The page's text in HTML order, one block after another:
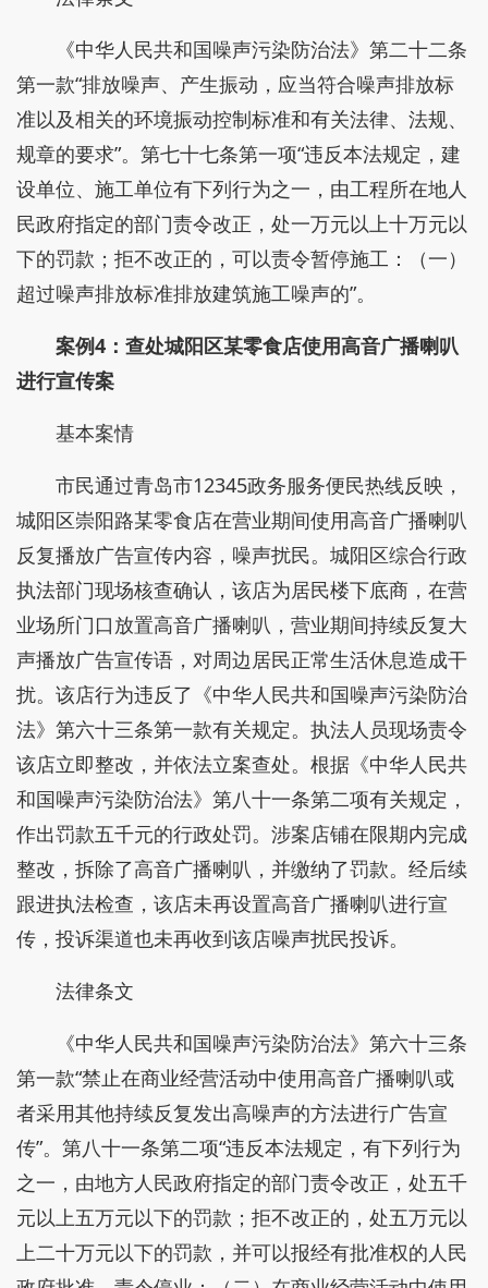
《中华人民共和国噪声污染防治法》第二十二条
第一款“排放噪声、产生振动，应当符合噪声排放标
准以及相关的环境振动控制标准和有关法律、法规、
规章的要求”。第七十七条第一项“违反本法规定，建
设单位、施工单位有下列行为之一，由工程所在地人
民政府指定的部门责令改正，处一万元以上十万元以
下的罚款；拒不改正的，可以责令暂停施工：（一）
超过噪声排放标准排放建筑施工噪声的”。
案例4：查处城阳区某零食店使用高音广播喇叭
进行宣传案
基本案情
市民通过青岛市12345政务服务便民热线反映，
城阳区崇阳路某零食店在营业期间使用高音广播喇叭
反复播放广告宣传内容，噪声扰民。城阳区综合行政
执法部门现场核查确认，该店为居民楼下底商，在营
业场所门口放置高音广播喇叭，营业期间持续反复大
声播放广告宣传语，对周边居民正常生活休息造成干
扰。该店行为违反了《中华人民共和国噪声污染防治
法》第六十三条第一款有关规定。执法人员现场责令
该店立即整改，并依法立案查处。根据《中华人民共
和国噪声污染防治法》第八十一条第二项有关规定，
作出罚款五千元的行政处罚。涉案店铺在限期内完成
整改，拆除了高音广播喇叭，并缴纳了罚款。经后续
跟进执法检查，该店未再设置高音广播喇叭进行宣
传，投诉渠道也未再收到该店噪声扰民投诉。
法律条文
《中华人民共和国噪声污染防治法》第六十三条
第一款“禁止在商业经营活动中使用高音广播喇叭或
者采用其他持续反复发出高噪声的方法进行广告宣
传”。第八十一条第二项“违反本法规定，有下列行为
之一，由地方人民政府指定的部门责令改正，处五千
元以上五万元以下的罚款；拒不改正的，处五万元以
上二十万元以下的罚款，并可以报经有批准权的人民